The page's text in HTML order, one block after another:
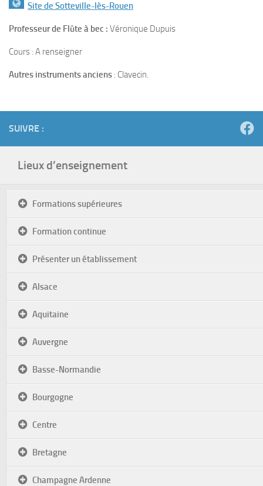
Site de Sotteville-lès-Rouen
Professeur de Flûte à bec : Véronique Dupuis
Cours : A renseigner
Autres instruments anciens : Clavecin.
SUIVRE :
Lieux d’enseignement
Formations supérieures
Formation continue
Présenter un établissement
Alsace
Aquitaine
Auvergne
Basse-Normandie
Bourgogne
Centre
Bretagne
Champagne Ardenne